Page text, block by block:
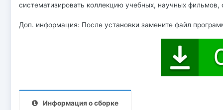
систематизировать коллекцию учебных, научных фильмов,
Доп. информация: После установки замените файл
Информация о сборке